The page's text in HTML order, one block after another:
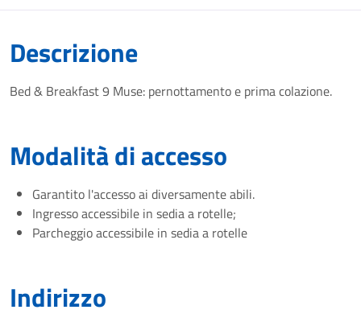
Descrizione
Bed & Breakfast 9 Muse: pernottamento e prima colazione.
Modalità di accesso
Garantito l'accesso ai diversamente abili.
Ingresso accessibile in sedia a rotelle;
Parcheggio accessibile in sedia a rotelle
Indirizzo